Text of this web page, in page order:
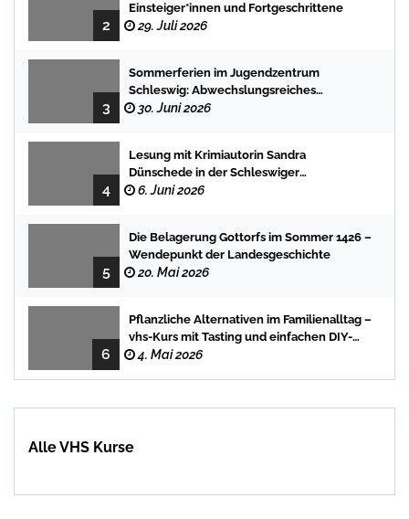
2
Einsteiger*innen und Fortgeschrittene
29. Juli 2026
3
Sommerferien im Jugendzentrum
Schleswig: Abwechslungsreiches
Programm für Kinder und Jugendliche
30. Juni 2026
4
Lesung mit Krimiautorin Sandra
Dünschede in der Schleswiger
Stadtbücherei
6. Juni 2026
5
Die Belagerung Gottorfs im Sommer 1426 –
Wendepunkt der Landesgeschichte
20. Mai 2026
6
Pflanzliche Alternativen im Familienalltag –
vhs-Kurs mit Tasting und einfachen DIY-
Rezepten
4. Mai 2026
Alle VHS Kurse